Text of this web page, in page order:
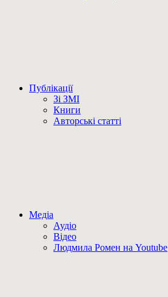
Публікації
Зі ЗМІ
Книги
Авторські статті
Медіа
Аудіо
Відео
Людмила Ромен на Youtube